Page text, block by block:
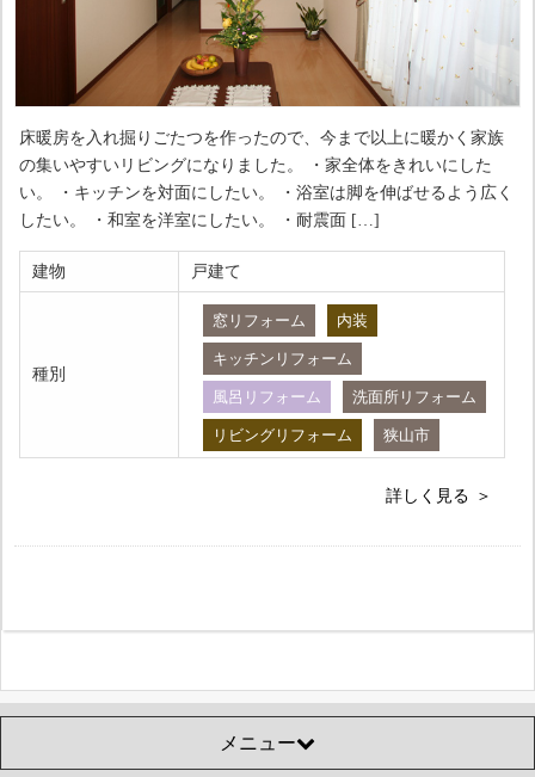
床暖房を入れ掘りごたつを作ったので、今まで以上に暖かく家族
の集いやすいリビングになりました。 ・家全体をきれいにした
い。 ・キッチンを対面にしたい。 ・浴室は脚を伸ばせるよう広く
したい。 ・和室を洋室にしたい。 ・耐震面 […]
建物 戸建て
種別
窓リフォーム 内装
キッチンリフォーム
風呂リフォーム 洗面所リフォーム
リビングリフォーム 狭山市
詳しく見る
メニュー